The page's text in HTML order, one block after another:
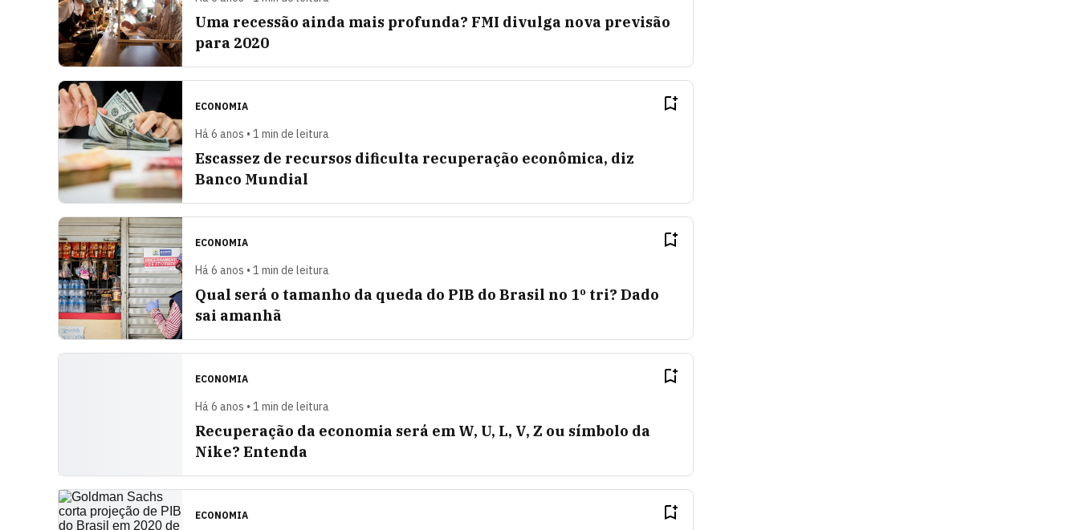
Uma recessão ainda mais profunda? FMI divulga nova previsão
para 2020
ECONOMIA
Há 6 anos • 1 min de leitura
Escassez de recursos dificulta recuperação econômica, diz
Banco Mundial
ECONOMIA
Há 6 anos • 1 min de leitura
Qual será o tamanho da queda do PIB do Brasil no 1º tri? Dado
sai amanhã
ECONOMIA
Há 6 anos • 1 min de leitura
Recuperação da economia será em W, U, L, V, Z ou símbolo da
Nike? Entenda
ECONOMIA